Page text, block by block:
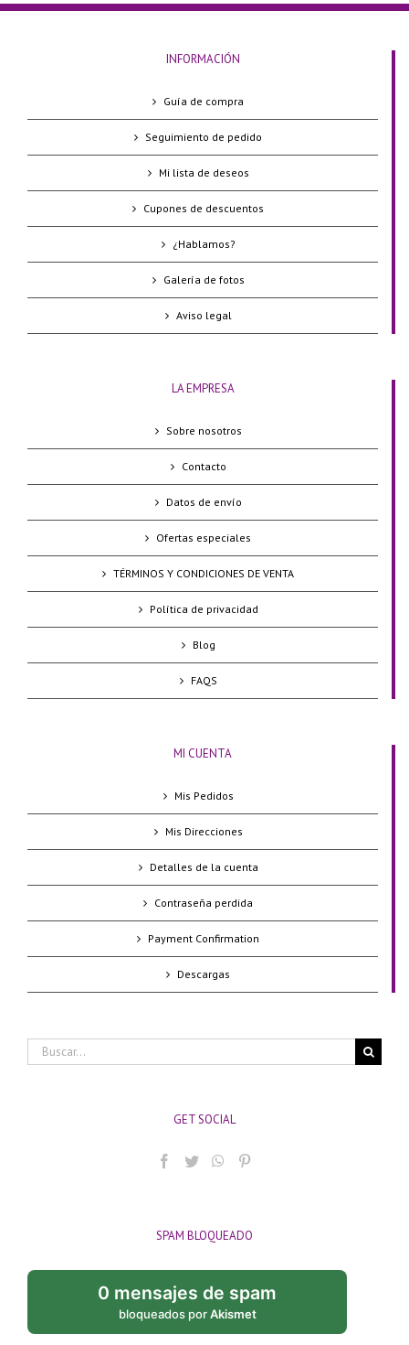
INFORMACIÓN
Guía de compra
Seguimiento de pedido
Mi lista de deseos
Cupones de descuentos
¿Hablamos?
Galería de fotos
Aviso legal
LA EMPRESA
Sobre nosotros
Contacto
Datos de envío
Ofertas especiales
TÉRMINOS Y CONDICIONES DE VENTA
Política de privacidad
Blog
FAQS
MI CUENTA
Mis Pedidos
Mis Direcciones
Detalles de la cuenta
Contraseña perdida
Payment Confirmation
Descargas
Buscar:
GET SOCIAL
SPAM BLOQUEADO
0 mensajes de spam
bloqueados porAkismet